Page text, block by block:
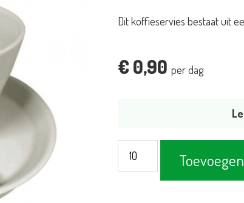
Dit koffieservies bestaat uit
€ 0,90 per dag
Trendy